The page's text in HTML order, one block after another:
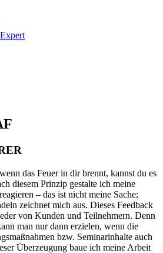
das Feuer in dir brennt, kannst du es
diesem Prinzip gestalte ich meine
– das ist nicht meine Sache;
zeichnet mich aus. Dieses Feedback
von Kunden und Teilnehmern. Denn
man nur dann erzielen, wenn die
bzw. Seminarinhalte auch
Überzeugung baue ich meine Arbeit